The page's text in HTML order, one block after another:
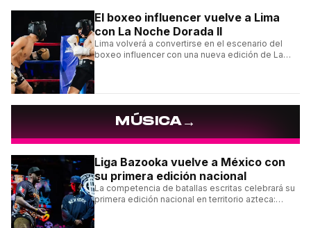
El boxeo influencer vuelve a Lima
con La Noche Dorada II
Lima volverá a convertirse en el escenario del
boxeo influencer con una nueva edición de La
MÚSICA→
Liga Bazooka vuelve a México con
su primera edición nacional
La competencia de batallas escritas celebrará su
primera edición nacional en territorio azteca: